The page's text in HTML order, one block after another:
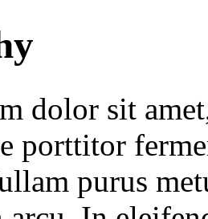
dolor sit
porttitor
purus